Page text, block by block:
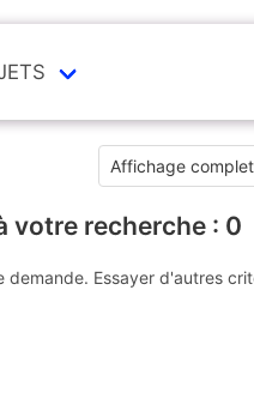
votre recherche : 0
Essayer d'autres